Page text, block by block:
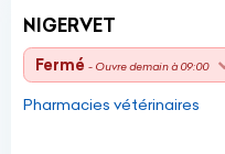
NIGERVET
Fermé - Ouvre demain à 09:00
Pharmacies vétérinaires